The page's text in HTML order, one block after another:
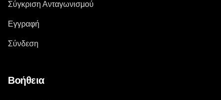
Σύγκριση Ανταγωνισμού
Εγγραφή
Σύνδεση
Βοήθεια